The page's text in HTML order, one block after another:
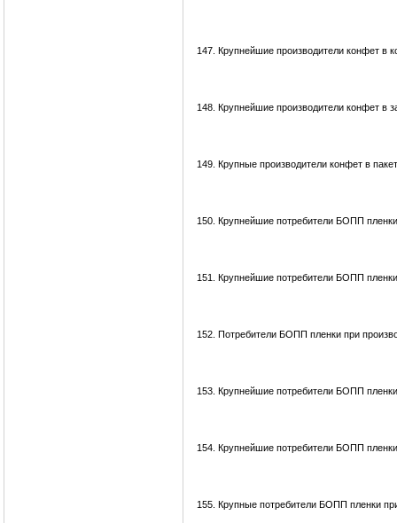
147. Крупнейшие производители конфет в
148. Крупнейшие производители конфет в
149. Крупные производители конфет в
150. Крупнейшие потребители БОПП
151. Крупнейшие потребители БОПП
152. Потребители БОПП пленки при
153. Крупнейшие потребители БОПП
154. Крупнейшие потребители БОПП
155. Крупные потребители БОПП пленки